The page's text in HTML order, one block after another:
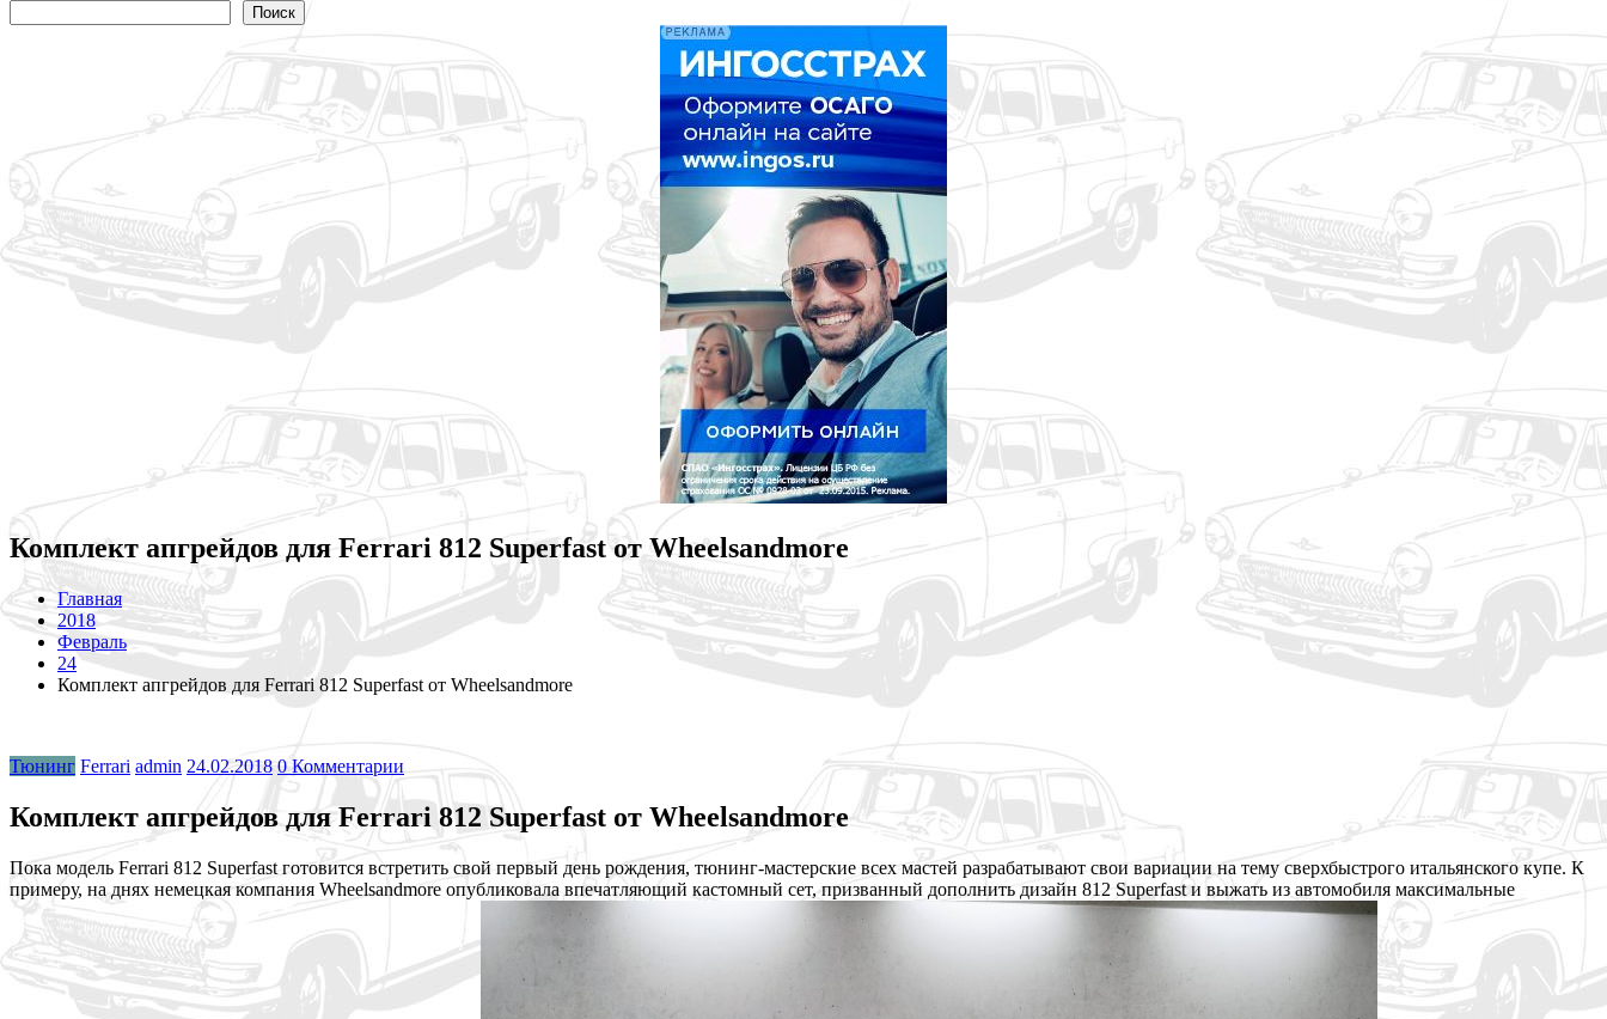
Поиск
Комплект апгрейдов для Ferrari 812 Superfast от Wheelsandmore
Главная
2018
Февраль
24
Комплект апгрейдов для Ferrari 812 Superfast от Wheelsandmore
Тюнинг Ferrari admin 24.02.2018 0 Комментарии
Комплект апгрейдов для Ferrari 812 Superfast от Wheelsandmore
Пока модель Ferrari 812 Superfast готовится встретить свой первый день рождения, тюнинг-мастерские всех мастей разрабатывают свои вариации на тему сверхбыстрого итальянского купе. К
примеру, на днях немецкая компания Wheelsandmore опубликовала впечатляющий кастомный сет, призванный дополнить дизайн 812 Superfast и выжать из автомобиля максимальные